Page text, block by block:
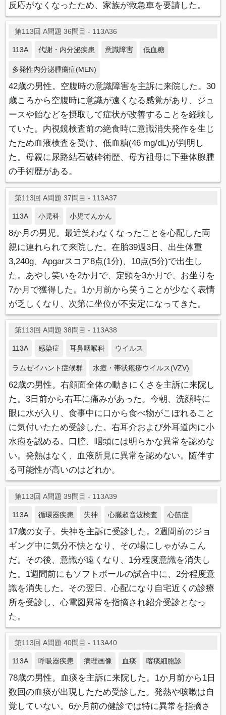
反応がなくなったため、家族が救急車を要請した。
第113回 A問題 36問目 - 113A36
113A 代謝・内分泌疾患 意識障害 低血糖
多発性内分泌腫瘍症(MEN)
42歳の男性。空腹時の意識障害を主訴に来院した。30
歳ころから空腹時に意識が遠くなる感覚があり、ジュ
ースや飴などを摂取して症状が改善することを経験し
ていた。内視鏡検査前の絶食時に意識消失発作を生じ
たため血液検査を受け、低血糖(46 mg/dL)が判明し
た。母親に尿路結石破砕術歴、母方祖母に下垂体腺腫
の手術歴がある。
第113回 A問題 37問目 - 113A37
113A 小児科 小児てんかん
8か月の男児。最近笑わなくなったことを心配した両
親に連れられて来院した。在胎39週3日、出生体重
3,240g、Apgarスコア8点(1分)、10点(5分)で出生し
た。あやし笑いを2か月で、定頸を3か月で、お坐りを
7か月で獲得した。1か月前から笑うことが少なく表情
が乏しくなり、次第に坐位が不安定になってきた。
第113回 A問題 38問目 - 113A38
113A 感染症 耳鼻咽喉科 ウイルス
ラムゼイハント症候群 水痘・帯状疱疹ウイルス(VZV)
62歳の男性。右顔面全体の動きにくさを主訴に来院し
た。3日前から右耳に痛みがあった。今朝、洗顔時に
眼に水が入り、食事中に口から食べ物がこぼれること
に気付いたため受診した。右耳介および外耳道内に小
水疱を認める。口腔、咽頭には明らかな異常を認めな
い。発熱はなく、血液所見に異常を認めない。随伴す
る可能性が高いのはどれか。
第113回 A問題 39問目 - 113A39
113A 循環器疾患 失神 心臓超音波検査 心筋症
17歳の女子。失神を主訴に受診した。2週間前のジョ
ギング中に気分不快となり、その場にしゃがみこん
だ。その後、意識が遠くなり、1分程度意識を消失し
た。1週間前にもソフトボールの試合中に、2分程度意
識を消失した。その翌日、心配になり自宅近くの診療
所を受診し、心電図異常を指摘され紹介受診となっ
た。
第113回 A問題 40問目 - 113A40
113A 呼吸器疾患 病理画像 血痰 喀痰細胞診
78歳の男性。血痰を主訴に来院した。1か月前から1日
数回の血痰が出現したため受診した。発熱や咳嗽は自
覚していない。6か月前の健診では特に異常を指摘さ